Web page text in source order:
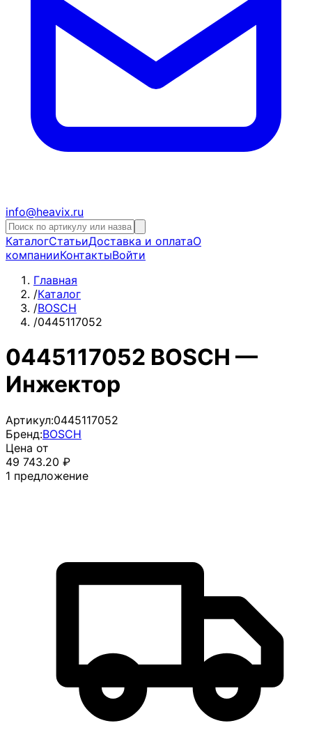
info@heavix.ru
КаталогСтатьиДоставка и оплатаО
компанииКонтактыВойти
Главная
/Каталог
/BOSCH
/0445117052
0445117052 BOSCH —
Инжектор
Артикул:0445117052
Бренд:BOSCH
Цена от
49 743.20 ₽
1 предложение